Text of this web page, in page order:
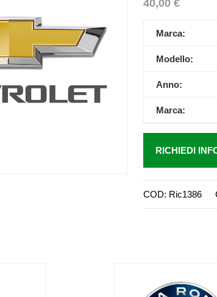
40,00 €
Marca:
Modello:
Anno:
Marca:
RICHIEDI
COD: Ric1386